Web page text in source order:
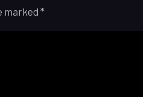
marked *